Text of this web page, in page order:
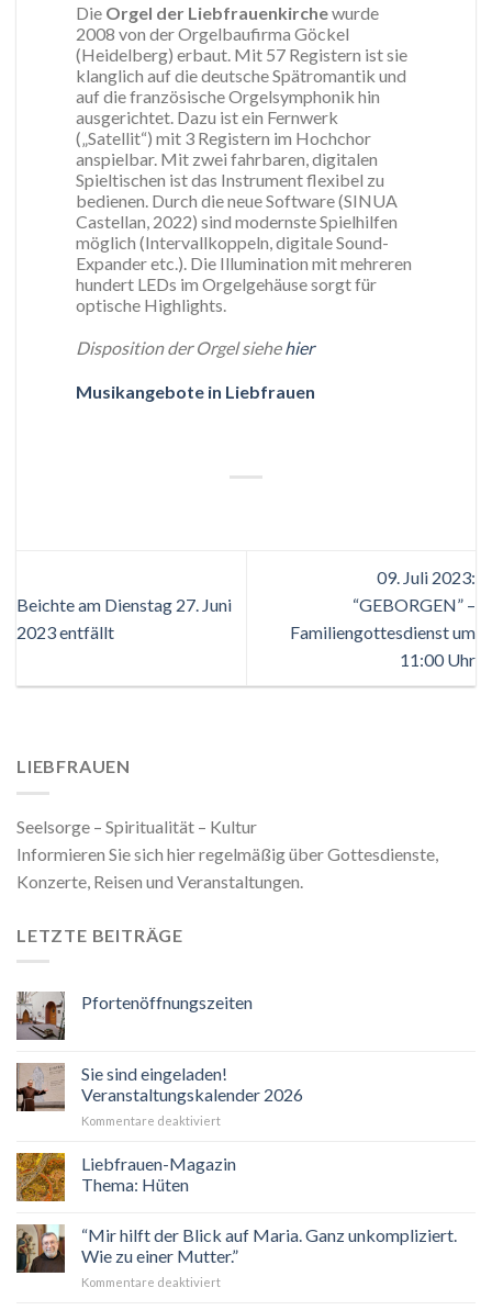
Die Orgel der Liebfrauenkirchewurde
2008 von der Orgelbaufirma Göckel
(Heidelberg) erbaut. Mit 57 Registern ist sie
klanglich auf die deutsche Spätromantik und
auf die französische Orgelsymphonik hin
ausgerichtet. Dazu ist ein Fernwerk
(„Satellit“) mit 3 Registern im Hochchor
anspielbar. Mit zwei fahrbaren, digitalen
Spieltischen ist das Instrument flexibel zu
bedienen. Durch die neue Software (SINUA
Castellan, 2022) sind modernste Spielhilfen
möglich (Intervallkoppeln, digitale Sound-
Expander etc.). Die Illumination mit mehreren
hundert LEDs im Orgelgehäuse sorgt für
optische Highlights.
Disposition der Orgel siehehier
Musikangebote in Liebfrauen
Beichte am Dienstag 27. Juni
2023 entfällt
09. Juli 2023:
“GEBORGEN” –
Familiengottesdienst um
11:00 Uhr
LIEBFRAUEN
Seelsorge – Spiritualität – Kultur
Informieren Sie sich hier regelmäßig über Gottesdienste,
Konzerte, Reisen und Veranstaltungen.
LETZTE BEITRÄGE
Pfortenöffnungszeiten
Sie sind eingeladen!
Veranstaltungskalender 2026
Kommentare deaktiviertfür
sind
Liebfrauen-Magazin
Thema: Hüten
“Mir hilft der Blick auf Maria. Ganz unkompliziert.
Wie zu einer Mutter.”
Kommentare deaktiviertfür